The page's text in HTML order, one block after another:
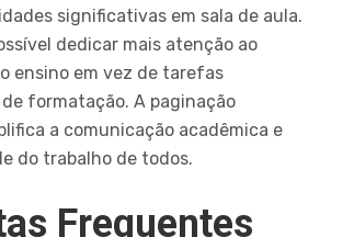
significativas em sala de aula.
dedicar mais atenção ao
ensino em vez de tarefas
formatação. A paginação
a comunicação acadêmica e
do trabalho de todos.
Frequentes